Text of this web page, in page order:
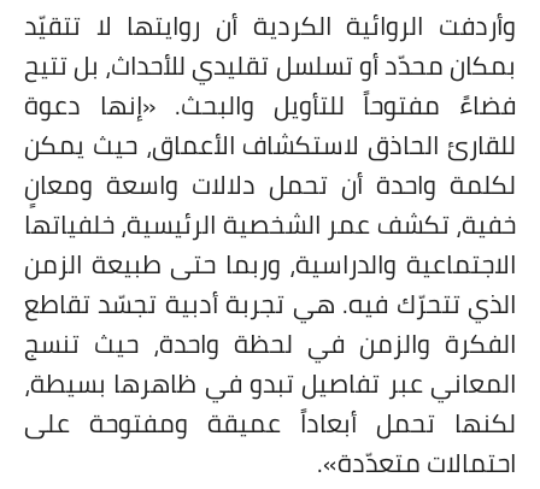
وأردفت الروائية الكردية أن روايتها لا تتقيّد
بمكان محدّد أو تسلسل تقليدي للأحداث، بل تتيح
فضاءً مفتوحاً للتأويل والبحث. «إنها دعوة
للقارئ الحاذق لاستكشاف الأعماق، حيث يمكن
لكلمة واحدة أن تحمل دلالات واسعة ومعانٍ
خفية، تكشف عمر الشخصية الرئيسية، خلفياتها
الاجتماعية والدراسية، وربما حتى طبيعة الزمن
الذي تتحرّك فيه. هي تجربة أدبية تجسّد تقاطع
الفكرة والزمن في لحظة واحدة، حيث تنسج
المعاني عبر تفاصيل تبدو في ظاهرها بسيطة،
لكنها تحمل أبعاداً عميقة ومفتوحة على
احتمالات متعدّدة».